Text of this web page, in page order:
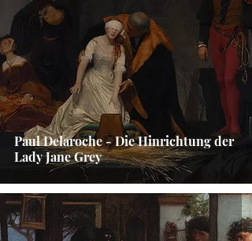
Paul Delaroche - Die Hinrichtung der
Lady Jane Grey